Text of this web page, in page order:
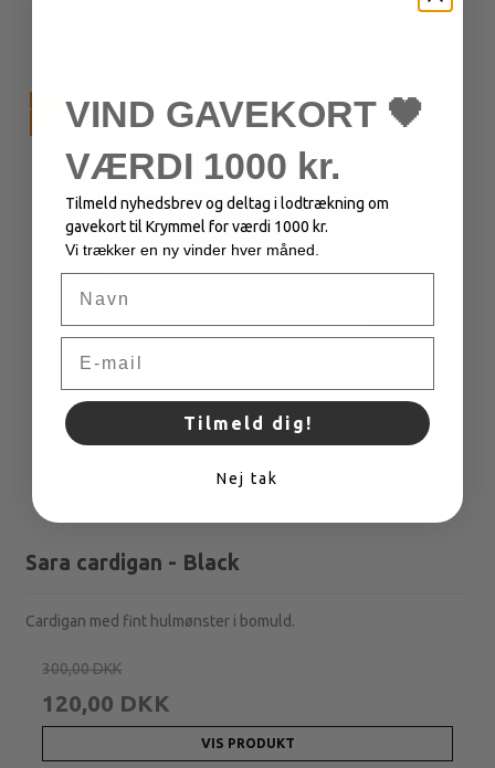
TILBUD
Sara cardigan - Black
Cardigan med fint hulmønster i bomuld.
300,00 DKK
120,00 DKK
VIS PRODUKT
VIND GAVEKORT 🖤
VÆRDI 1000 kr.
Tilmeld nyhedsbrev og deltag i lodtrækning om
gavekort til Krymmel for værdi 1000 kr.
Vi trækker en ny vinder hver måned.
Tilmeld dig!
Nej tak